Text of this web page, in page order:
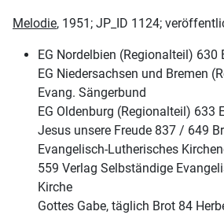
Melodie, 1951; JP_ID 1124;
EG Nordelbien (Regionalteil) 630
EG Niedersachsen und Bremen
Evang. Sängerbund
EG Oldenburg (Regionalteil) 633
Jesus unsere Freude 837 / 649
Evangelisch-Lutherisches
559 Verlag Selbständige
Kirche
Gottes Gabe, täglich Brot 84